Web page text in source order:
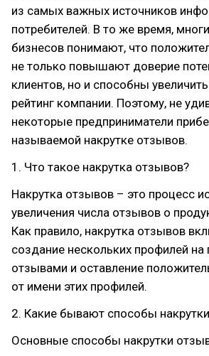
из самых важных источников
потребителей. В то же время,
бизнесов понимают, что
не только повышают доверие
клиентов, но и способны
рейтинг компании. Поэтому, не
некоторые предприниматели
называемой накрутке отзывов.
1. Что такое накрутка отзывов?
Накрутка отзывов – это процесс
увеличения числа отзывов о
Как правило, накрутка отзывов
создание нескольких профилей на
отзывами и оставление
от имени этих профилей.
2. Какие бывают способы
Основные способы накрутки